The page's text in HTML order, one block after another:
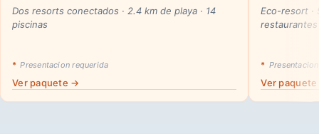
Dos resorts conectados · 2.4 km de playa · 14
piscinas
* Presentacion requerida
Ver paquete →
Eco-resort ·
restaurantes
*
Ver